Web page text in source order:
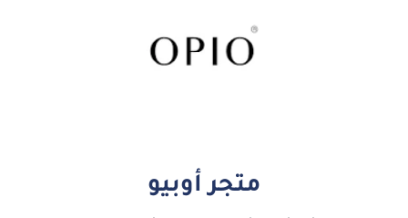
متجر أوبيو